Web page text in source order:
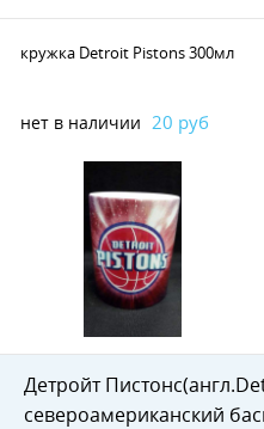
кружка Detroit Pistons 300мл
нет в наличии 20 руб
Детройт
североамериканский